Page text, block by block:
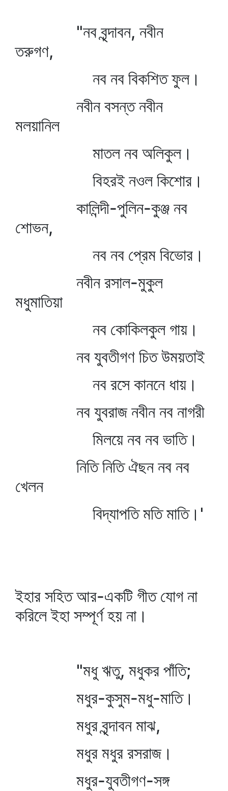
"নব বৃন্দাবন, নবীন
তরুগণ,
নব নব বিকশিত ফুল।
নবীন বসন্ত নবীন
মলয়ানিল
মাতল নব অলিকুল।
বিহরই নওল কিশোর।
কালিন্দী-পুলিন-কুঞ্জ নব
শোভন,
নব নব প্রেম বিভোর।
নবীন রসাল-মুকুল
মধুমাতিয়া
নব কোকিলকুল গায়।
নব যুবতীগণ চিত উময়তাই
নব রসে কাননে ধায়।
নব যুবরাজ নবীন নব নাগরী
মিলয়ে নব নব ভাতি।
নিতি নিতি ঐছন নব নব
খেলন
বিদ্যাপতি মতি মাতি।'
ইহার সহিত আর-একটি গীত যোগ না
করিলে ইহা সম্পূর্ণ হয় না।
"মধু ঋতু, মধুকর পাঁতি;
মধুর-কুসুম-মধু-মাতি।
মধুর বৃন্দাবন মাঝ,
মধুর মধুর রসরাজ।
মধুর-যুবতীগণ-সঙ্গ